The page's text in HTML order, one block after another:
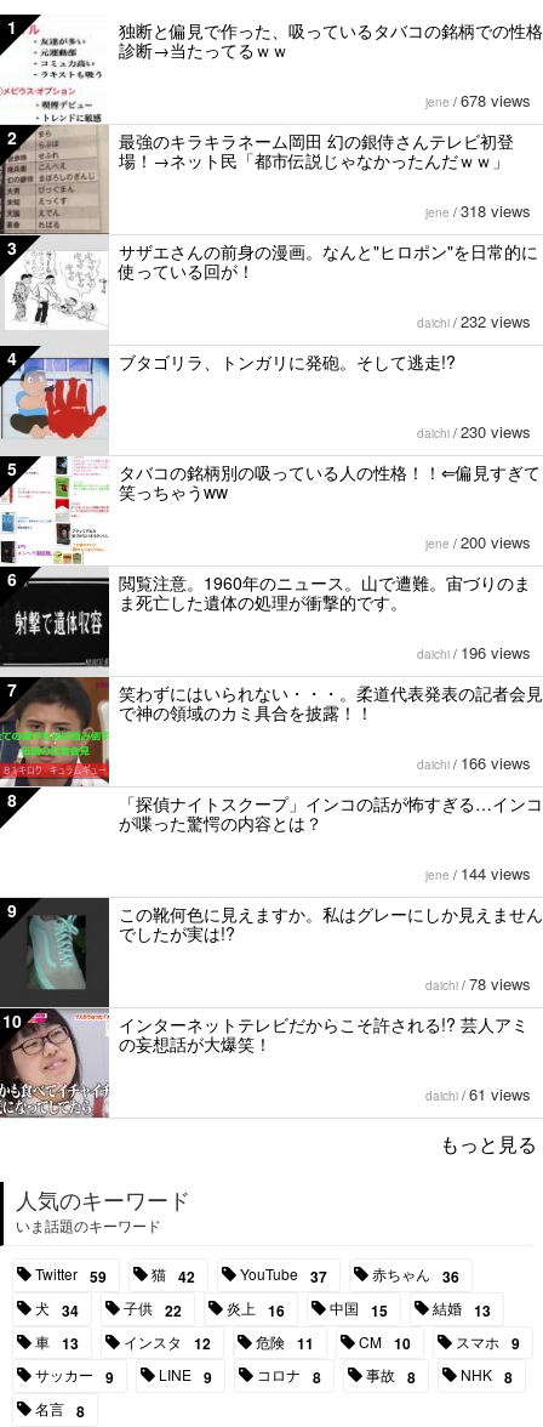
1
独断と偏見で作った、吸っているタバコの銘柄での性格
診断→当たってるｗｗ
jene / 678 views
2
最強のキラキラネーム岡田 幻の銀侍さんテレビ初登
場！→ネット民「都市伝説じゃなかったんだｗｗ」
jene / 318 views
3
サザエさんの前身の漫画。なんと"ヒロポン"を日常的に
使っている回が！
daichi / 232 views
4 ブタゴリラ、トンガリに発砲。そして逃走!?
daichi / 230 views
5
タバコの銘柄別の吸っている人の性格！！⇐偏見すぎて
笑っちゃうww
jene / 200 views
6
閲覧注意。1960年のニュース。山で遭難。宙づりのま
ま死亡した遺体の処理が衝撃的です。
daichi / 196 views
7
笑わずにはいられない・・・。柔道代表発表の記者会見
で神の領域のカミ具合を披露！！
daichi / 166 views
8
「探偵ナイトスクープ」インコの話が怖すぎる…インコ
が喋った驚愕の内容とは？
jene / 144 views
9
この靴何色に見えますか。私はグレーにしか見えません
でしたが実は!?
daichi / 78 views
10
インターネットテレビだからこそ許される!? 芸人アミ
の妄想話が大爆笑！
daichi / 61 views
もっと見る
人気のキーワード
いま話題のキーワード
Twitter 59 猫 42 YouTube 37 赤ちゃん 36
犬 34 子供 22 炎上 16 中国 15 結婚 13
車 13 インスタ 12 危険 11 CM 10 スマホ 9
サッカー 9 LINE 9 コロナ 8 事故 8 NHK 8
名言 8